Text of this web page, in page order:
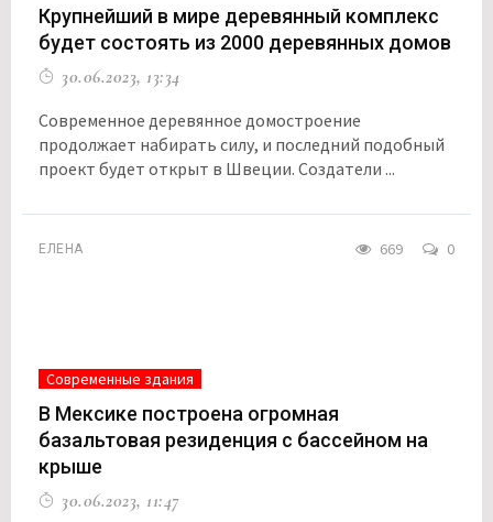
Крупнейший в мире деревянный комплекс
будет состоять из 2000 деревянных домов
30.06.2023, 13:34
Современное деревянное домостроение
продолжает набирать силу, и последний подобный
проект будет открыт в Швеции. Создатели ...
ЕЛЕНА 669 0
Современные здания
В Мексике построена огромная
базальтовая резиденция с бассейном на
крыше
30.06.2023, 11:47